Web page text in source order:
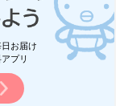
お届け
プリ